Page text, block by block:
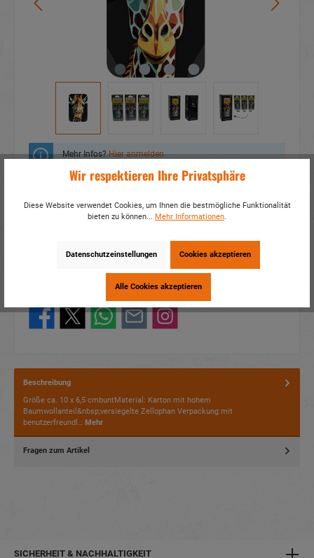
Mehr Infos?Hier anmelden
Fragen zum Produkt
4014466700448
Beschreibung
Größe ca. 10 x 6,5 cmbuntMaterial: Karton mit hohem
Baumwollanteil&nbsp;versiegelte Zellophan Verpackung mit
benutzerfreundl… Mehr
Fragen zum Artikel
SICHERHEIT & NACHHALTIGKEIT
Wir respektieren Ihre Privatsphäre
Diese Website verwendet Cookies, um Ihnen die bestmögliche Funktionalität
bieten zu können... Mehr Informationen.
Datenschutzeinstellungen Cookies akzeptieren
Alle Cookies akzeptieren